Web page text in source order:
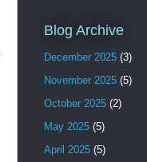
Blog Archive
December 2025 (3)
November 2025 (5)
October 2025 (2)
May 2025 (5)
April 2025 (5)